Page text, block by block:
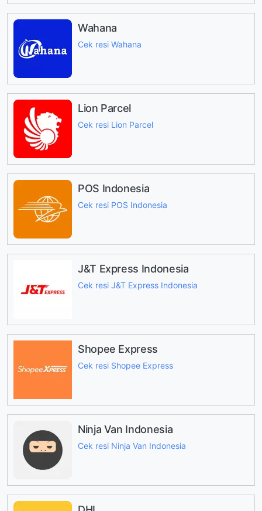
Wahana
Cek resi Wahana
Lion Parcel
Cek resi Lion Parcel
POS Indonesia
Cek resi POS Indonesia
J&T Express Indonesia
Cek resi J&T Express Indonesia
Shopee Express
Cek resi Shopee Express
Ninja Van Indonesia
Cek resi Ninja Van Indonesia